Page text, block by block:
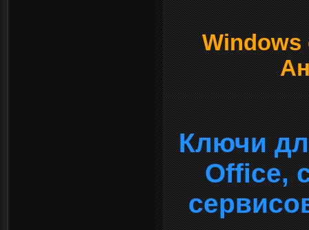
Windows
Ключи
Office,